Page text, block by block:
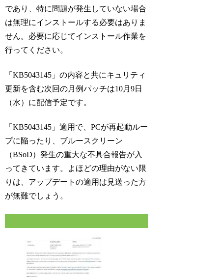
であり、特に問題が発生していない場合
は無理にインストールする必要はありま
せん。必要に応じてインストール作業を
行ってください。
「KB5043145」の内容と共にキュリティ
更新を含む次回の月例パッチは10月9日
（水）に配信予定です。
「KB5043145」適用で、PCが再起動ルー
プに陥ったり、ブルースクリーン
（BSoD）発生の重大な不具合報告が入
ってきています。よほどの理由がない限
りは、アップデートの適用は見送った方
が無難でしょう。